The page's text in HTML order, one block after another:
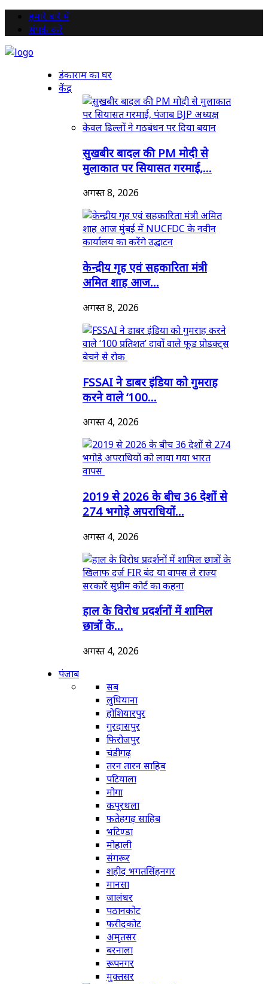
हमारे बारे में
संपर्क करें
डंकाराम का घर
केंद्र
सुखबीर बादल की PM मोदी से
मुलाकात पर सियासत गरमाई,...
अगस्त 8, 2026
केन्द्रीय गृह एवं सहकारिता मंत्री
अमित शाह आज...
अगस्त 8, 2026
FSSAI ने डाबर इंडिया को गुमराह
करने वाले ‘100...
अगस्त 4, 2026
2019 से 2026 के बीच 36 देशों से
274 भगोड़े अपराधियों...
अगस्त 4, 2026
हाल के विरोध प्रदर्शनों में शामिल
छात्रों के...
अगस्त 4, 2026
पंजाब
सब
लुधियाना
होशियारपुर
गुरदासपुर
फिरोजपुर
चंडीगढ़
तरन तारन साहिब
पटियाला
मोगा
कपूरथला
फतेहगढ़ साहिब
भटिण्डा
मोहाली
संगरूर
शहीद भगतसिंहनगर
मानसा
जालंधर
पठानकोट
फरीदकोट
अमृतसर
बरनाला
रूपनगर
मुक्तसर